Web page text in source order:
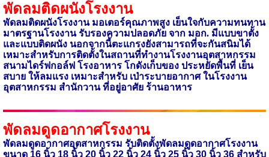
พัดลมติดผนังโรงงาน
พัดลมติดผนังโรงงาน มอเตอร์คุณภาพสูง เย็นใจกับความทนทาน
มาตรฐานโรงงาน รับรองความปลอดภัย จาก มอก. มีแบบขาตั้ง
และแบบติดผนัง นอกจากนี้ตะแกรงยังสามารถที่จะกันสนิมได้
เหมาะสำหรับการติดตั้งในสถานที่ทำงานโรงงานอุตสาหกรรม
สนามไดร์ฟกอล์ฟ โรงอาหาร โกดังเก็บของประหยัดพื้นที่ เย็น
สบาย ให้ลมแรง เหมาะสำหรับ เป่าระบายอากาศ ในโรงงาน
อุตสาหกรรม สำนักวาน ที่อยู่อาศัย ร้านอาหาร
พัดลมดูดอากาศโรงงาน
พัดลมดูดอากาศอุตสาหกรรม รับติดตั้งพัดลมดูดอากาศโรงงาน
ขนาด 16 นิ้ว 18 นิ้ว 20 นิ้ว 22 นิ้ว 24 นิ้ว 25 นิ้ว 30 นิ้ว 36 สำหรับ